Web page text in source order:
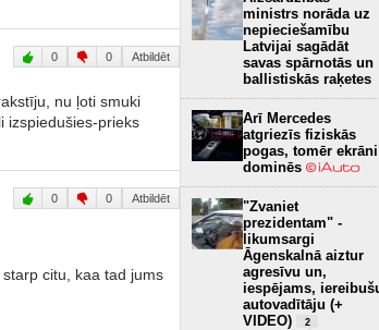
0 0 Atbildēt
nu ļoti smuki
izspiedušies-prieks
0 0 Atbildēt
citu, kaa tad jums
ministrs norāda uz
nepieciešamību
Latvijai sagādāt
savas spārnotās un
ballistiskās raķetes
Arī Mercedes
atgriezīs fiziskās
pogas, tomēr ekrāni
dominēs
"Zvaniet
prezidentam" -
likumsargi
Āgenskalnā aiztur
agresīvu un,
iespējams,
autovadītāju (+
VIDEO)
2